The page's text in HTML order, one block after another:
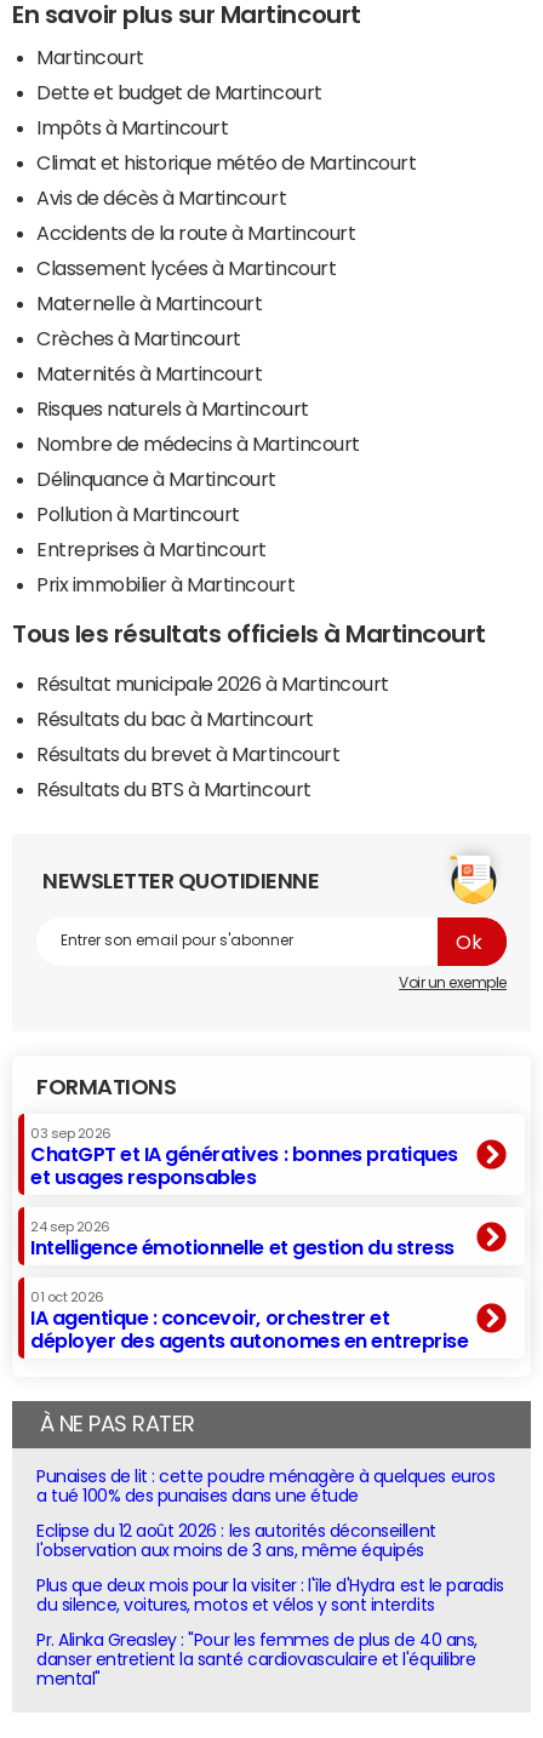
En savoir plus sur Martincourt
Martincourt
Dette et budget de Martincourt
Impôts à Martincourt
Climat et historique météo de Martincourt
Avis de décès à Martincourt
Accidents de la route à Martincourt
Classement lycées à Martincourt
Maternelle à Martincourt
Crèches à Martincourt
Maternités à Martincourt
Risques naturels à Martincourt
Nombre de médecins à Martincourt
Délinquance à Martincourt
Pollution à Martincourt
Entreprises à Martincourt
Prix immobilier à Martincourt
Tous les résultats officiels à Martincourt
Résultat municipale 2026 à Martincourt
Résultats du bac à Martincourt
Résultats du brevet à Martincourt
Résultats du BTS à Martincourt
NEWSLETTER QUOTIDIENNE
Voir un exemple
FORMATIONS
03 sep 2026
ChatGPT et IA génératives : bonnes pratiques
et usages responsables
24 sep 2026
Intelligence émotionnelle et gestion du stress
01 oct 2026
IA agentique : concevoir, orchestrer et
déployer des agents autonomes en entreprise
À NE PAS RATER
Punaises de lit : cette poudre ménagère à quelques euros
a tué 100% des punaises dans une étude
Eclipse du 12 août 2026 : les autorités déconseillent
l'observation aux moins de 3 ans, même équipés
Plus que deux mois pour la visiter : l'île d'Hydra est le paradis
du silence, voitures, motos et vélos y sont interdits
Pr. Alinka Greasley : "Pour les femmes de plus de 40 ans,
danser entretient la santé cardiovasculaire et l'équilibre
mental"